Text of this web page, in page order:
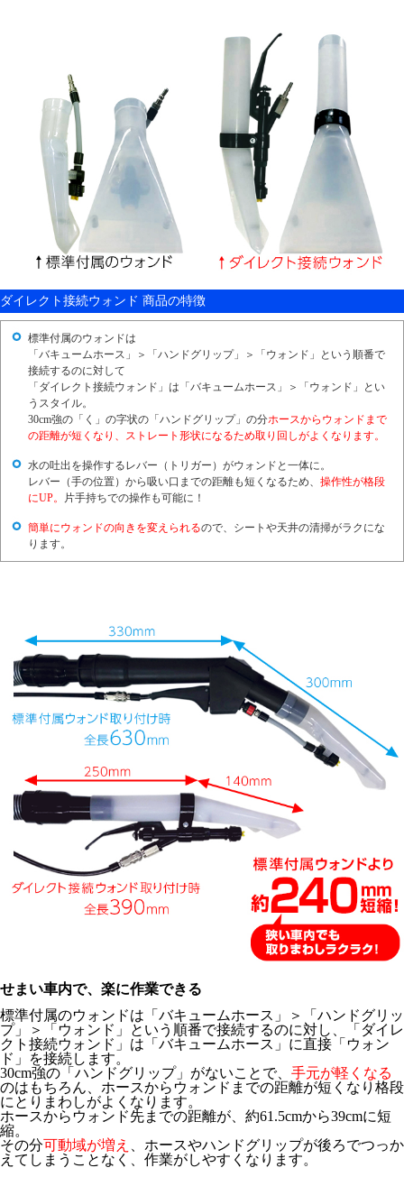
ダイレクト接続ウォンド 商品の特徴
標準付属のウォンドは
「バキュームホース」＞「ハンドグリップ」＞「ウォンド」という順番で
接続するのに対して
「ダイレクト接続ウォンド」は 「バキュームホース」＞「ウォンド」
とい
うスタイル。
30cm強の「く」の字状の「ハンドグリップ」の分ホースからウォンドまで
の距離が短くなり、ストレート形状になるため取り回しがよくなります。
水の吐出を操作するレバー（トリガー）がウォンドと一体に。
レバー（手の位置）から吸い口までの距離も短くなるため、 操作性が格段
にUP。
片手持ちでの操作も可能に！
簡単にウォンドの向きを変えられるので、シートや天井の清掃がラクにな
ります。
せまい車内で、楽に作業できる
標準付属のウォンドは「バキュームホース」＞「ハンドグリッ
プ」＞「ウォンド」という順番で接続するのに対し、「ダイレ
クト接続ウォンド」は「バキュームホース」に直接「ウォン
ド」を接続します。
30cm強の「ハンドグリップ」がないことで、 手元が軽くなる
のはもちろん、ホースからウォンドまでの距離が短くなり格段
にとりまわしがよくなります。
ホースからウォンド先までの距離が、約61.5cmから39cmに短
縮。
その分可動域が増え
、ホースやハンドグリップが後ろでつっか
えてしまうことなく、作業がしやすくなります。